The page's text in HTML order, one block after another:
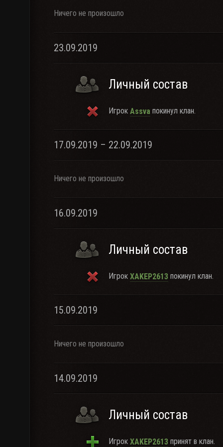
Ничего не произошло
23.09.2019
Личный состав
Игрок Assva покинул клан.
17.09.2019 – 22.09.2019
Ничего не произошло
16.09.2019
Личный состав
Игрок XAKEP2613 покинул клан.
15.09.2019
Ничего не произошло
14.09.2019
Личный состав
Игрок XAKEP2613 принят в клан.